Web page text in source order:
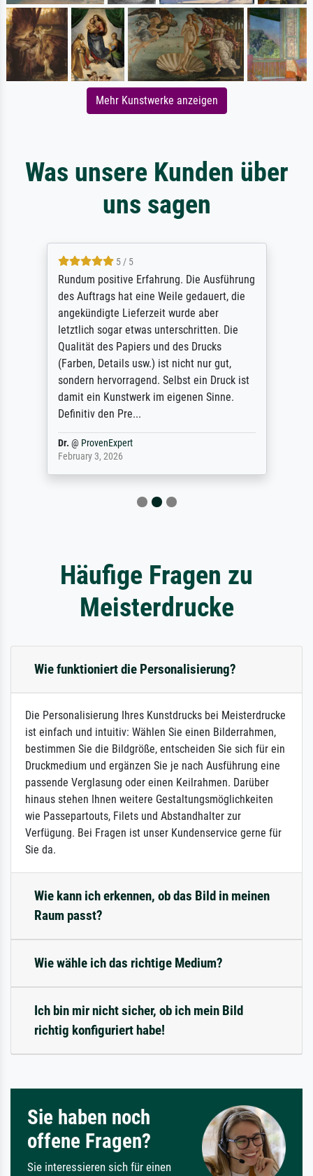
Mehr Kunstwerke anzeigen
Was unsere Kunden über
uns sagen
5 / 5
Rundum positive Erfahrung. Die Ausführung
des Auftrags hat eine Weile gedauert, die
angekündigte Lieferzeit wurde aber
letztlich sogar etwas unterschritten. Die
Qualität des Papiers und des Drucks
(Farben, Details usw.) ist nicht nur gut,
sondern hervorragend. Selbst ein Druck ist
damit ein Kunstwerk im eigenen Sinne.
Definitiv den Pre...
Dr. @ ProvenExpert
February 3, 2026
Häufige Fragen zu
Meisterdrucke
Wie funktioniert die Personalisierung?
Die Personalisierung Ihres Kunstdrucks bei Meisterdrucke
ist einfach und intuitiv: Wählen Sie einen Bilderrahmen,
bestimmen Sie die Bildgröße, entscheiden Sie sich für ein
Druckmedium und ergänzen Sie je nach Ausführung eine
passende Verglasung oder einen Keilrahmen. Darüber
hinaus stehen Ihnen weitere Gestaltungsmöglichkeiten
wie Passepartouts, Filets und Abstandhalter zur
Verfügung. Bei Fragen ist unser Kundenservice gerne für
Sie da.
Wie kann ich erkennen, ob das Bild in meinen
Raum passt?
Wie wähle ich das richtige Medium?
Ich bin mir nicht sicher, ob ich mein Bild
richtig konfiguriert habe!
Sie haben noch
offene Fragen?
Sie interessieren sich für einen